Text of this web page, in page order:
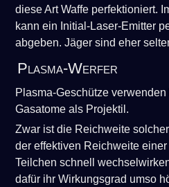
diese Art Waffe perfektioniert.
kann ein Initial-Laser-Emitter
abgeben. Jäger sind eher
Plasma-Werfer
Plasma-Geschütze
Gasatome als Projektil.
Zwar ist die Reichweite
der effektiven Reichweite
Teilchen schnell
dafür ihr Wirkungsgrad umso